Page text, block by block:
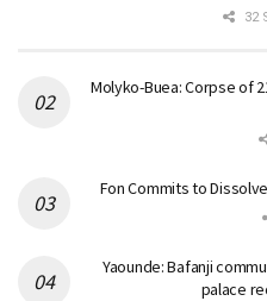
32
Molyko-Buea: Corpse of
Fon Commits to
Yaounde: Bafanji
palace